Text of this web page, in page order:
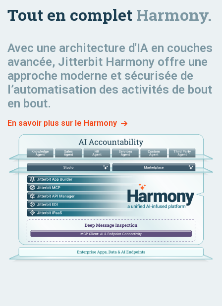
Tout en complet Harmony.
Avec une architecture d'IA en couches
avancée, Jitterbit Harmony offre une
approche moderne et sécurisée de
l’automatisation des activités de bout
en bout.
En savoir plus sur le Harmony